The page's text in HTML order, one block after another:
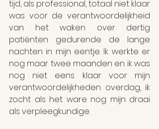
tijd, als professional, totaal niet klaar
was voor de verantwoordelijkheid
van het waken over dertig
patiënten gedurende de lange
nachten in mijn eentje. Ik werkte er
nog maar twee maanden en ik was
nog niet eens klaar voor mijn
verantwoordelijkheden overdag, ik
zocht als het ware nog mijn draai
als verpleegkundige.